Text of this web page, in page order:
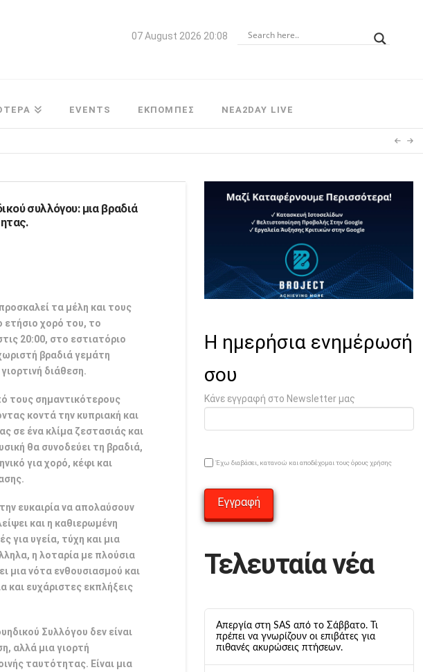
07 August 2026 20:08
EVENTS ΕΚΠΟΜΠΕΣ NEA2DAY LIVE
συλλόγου: μια βραδιά
τα μέλη και τους
ετήσιο χορό του, το
20:00, στο εστιατόριο
βραδιά γεμάτη
διάθεση.
τους σημαντικότερους
κοντά την κυπριακή και
σε ένα κλίμα ζεστασιάς και
θα συνοδεύει τη βραδιά,
για χορό, κέφι και
ευκαιρία να απολαύσουν
και η καθιερωμένη
για υγεία, τύχη και μια
η λοταρία με πλούσια
μια νότα ενθουσιασμού και
και ευχάριστες εκπλήξεις
Συλλόγου δεν είναι
αλλά μια γιορτή
ταυτότητας. Είναι μια
Η ημερήσια ενημέρωσή
σου
Κάνε εγγραφή στο Newsletter μας
Έχω διαβάσει, κατανοώ και αποδέχομαι τους όρους χρήσης
Τελευταία νέα
Απεργία στη SAS από το Σάββατο. Τι
πρέπει να γνωρίζουν οι επιβάτες για
πιθανές ακυρώσεις πτήσεων.